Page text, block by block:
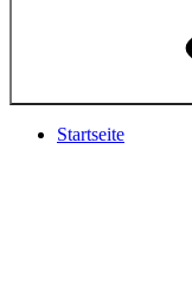
Startseite